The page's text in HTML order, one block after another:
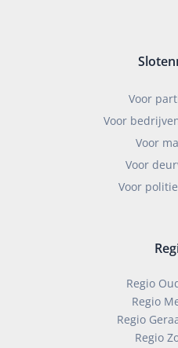
Voor
Voor
Voor
Voor
Voor
Regio
Regio
Regio
Regio